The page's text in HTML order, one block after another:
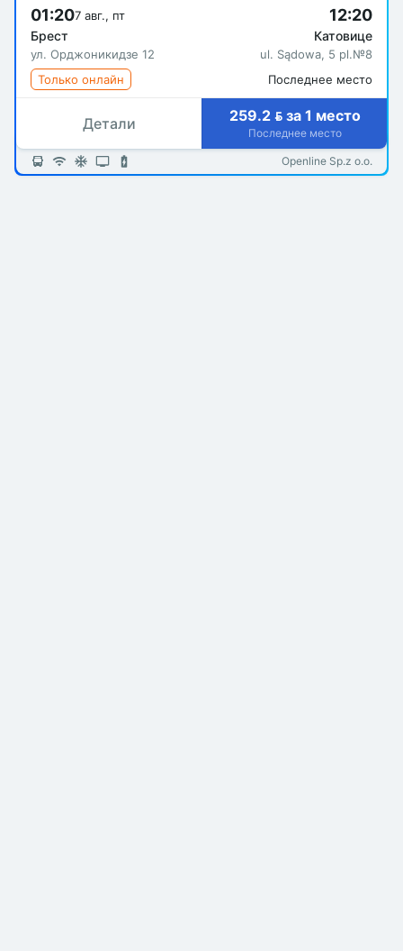
01:207 авг., пт
Брест
ул. Орджоникидзе 12
12:20
Катовице
ul. Sądowa, 5 pl.№8
Только онлайн
Последнее место
Детали 259.2  за 1 место
Последнее место
Openline Sp.z o.o.